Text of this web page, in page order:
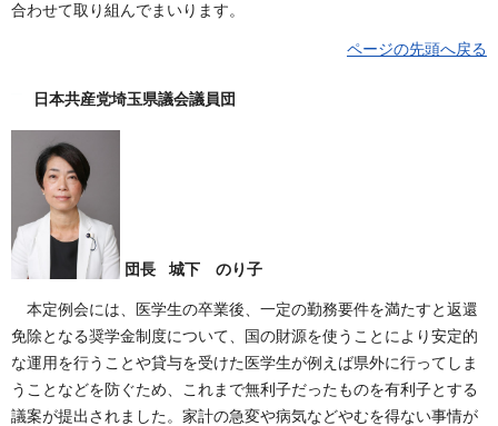
合わせて取り組んでまいります。
ページの先頭へ戻る
日本共産党埼玉県議会議員団
団長 城下 のり子
本定例会には、医学生の卒業後、一定の勤務要件を満たすと返還
免除となる奨学金制度について、国の財源を使うことにより安定的
な運用を行うことや貸与を受けた医学生が例えば県外に行ってしま
うことなどを防ぐため、これまで無利子だったものを有利子とする
議案が提出されました。家計の急変や病気などやむを得ない事情が